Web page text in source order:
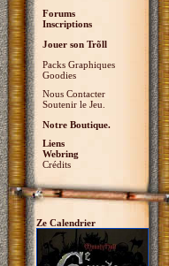
Forums
Inscriptions
Jouer son Trõll
Packs Graphiques
Goodies
Nous Contacter
Soutenir le Jeu.
Notre Boutique.
Liens
Webring
Crédits
Ze Calendrier